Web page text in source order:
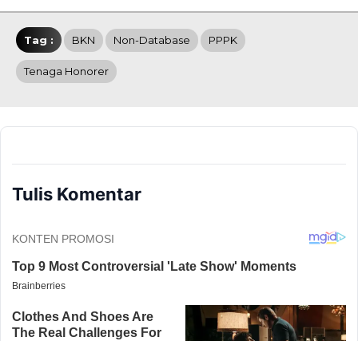
Tag : BKN Non-Database PPPK
Tenaga Honorer
Tulis Komentar